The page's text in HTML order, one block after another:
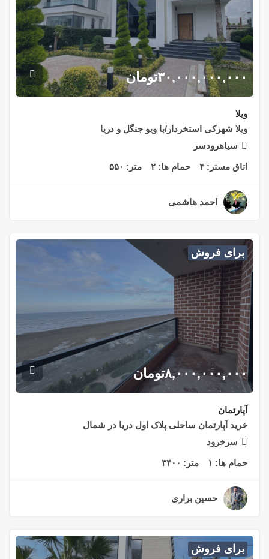
۳۰,۰۰۰,۰۰۰,۰۰۰تومان
ویلا
ویلا شهرکی استخردار/با ویو جنگل و دریا
سیاهرودسر
اتاق مستر: ۴ حمام ها: ۲ متر: ۵۵۰
احمد هاشمی
برای فروش
۸,۰۰۰,۰۰۰,۰۰۰تومان
آپارتمان
خرید آپارتمان ساحلی پلاک اول دریا در شمال
سرخرود
حمام ها: ۱ متر: ۳۴۰۰
حسین براری
برای فروش